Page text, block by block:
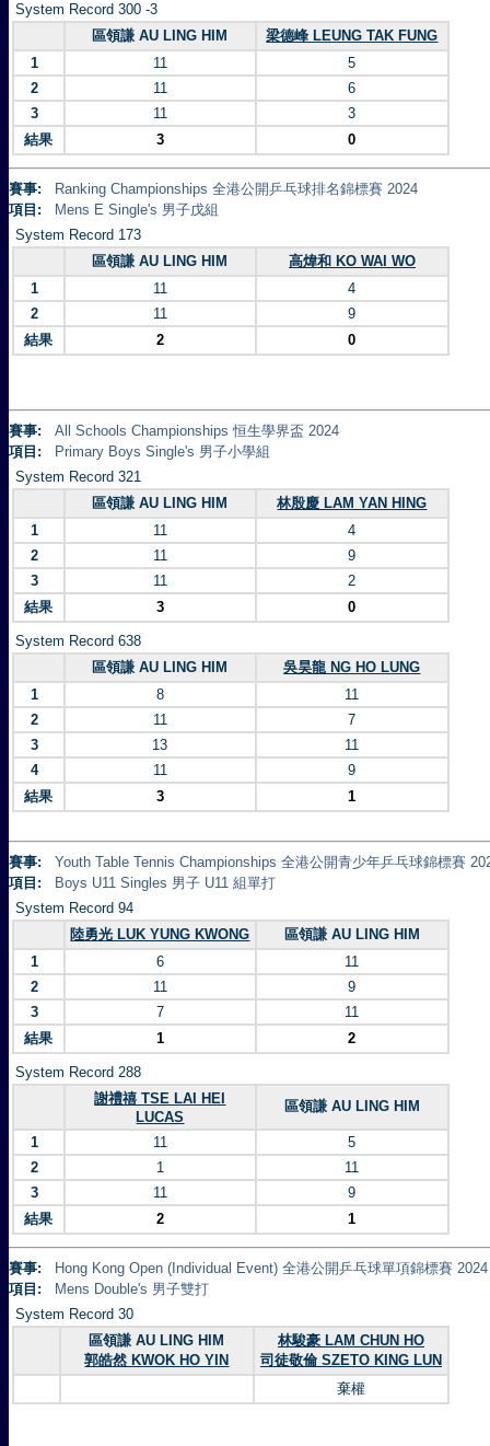
System Record 300 -3
區領謙 AU LING HIM
梁德峰 LEUNG TAK FUNG
1
11
5
2
11
6
3
11
3
結果
3 0
賽事:
Ranking Championships 全港公開乒乓球排名錦標賽 2024
項目:
Mens E Single's 男子戊組
System Record 173
區領謙 AU LING HIM
高煒和 KO WAI WO
1
11
4
2
11
9
結果
2 0
賽事:
All Schools Championships 恒生學界盃 2024
項目:
Primary Boys Single's 男子小學組
System Record 321
區領謙 AU LING HIM
林殷慶 LAM YAN HING
1
11
4
2
11
9
3
11
2
結果
3 0
System Record 638
區領謙 AU LING HIM
吳昊龍 NG HO LUNG
1
8
11
2
11
7
3
13
11
4
11
9
結果
3 1
賽事:
Youth Table Tennis Championships 全港公開青少年乒乓球錦標賽
項目:
Boys U11 Singles 男子 U11 組單打
System Record 94
陸勇光 LUK YUNG KWONG
區領謙 AU LING HIM
1
6
11
2
11
9
3
7
11
結果
1 2
System Record 288
謝禮禧 TSE LAI HEI
LUCAS
區領謙 AU LING HIM
1 11
5
2
1
11
3
11
9
結果
2 1
賽事:
Hong Kong Open (Individual Event) 全港公開乒乓球單項錦標賽 2024
項目:
Mens Double's 男子雙打
System Record 30
區領謙 AU LING HIM
郭皓然 KWOK HO YIN
林駿豪 LAM CHUN HO
司徒敬倫 SZETO KING LUN
棄權